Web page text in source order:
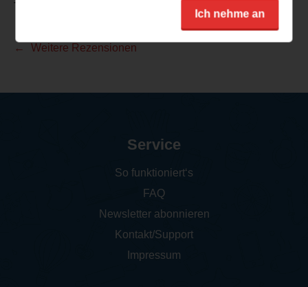
TEILEN
Weitere Rezensionen
Ich nehme an
Service
So funktioniert‘s
FAQ
Newsletter abonnieren
Kontakt/Support
Impressum